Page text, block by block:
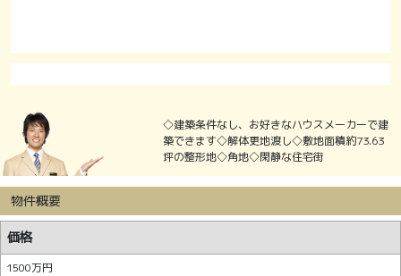
◇建築条件なし、お好きなハウスメーカーで建
築できます◇解体更地渡し◇敷地面積約73.63
坪の整形地◇角地◇閑静な住宅街
物件概要
価格
1500万円